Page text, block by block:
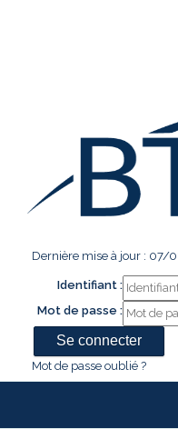
Dernière mise à jour : 07/
Identifiant :
Mot de passe :
Mot de passe oublié ?